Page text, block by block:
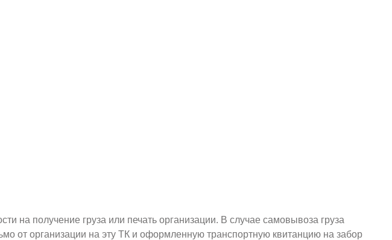
на получение груза или печать организации. В случае самовывоза груза
от организации на эту ТК и оформленную транспортную квитанцию на забор